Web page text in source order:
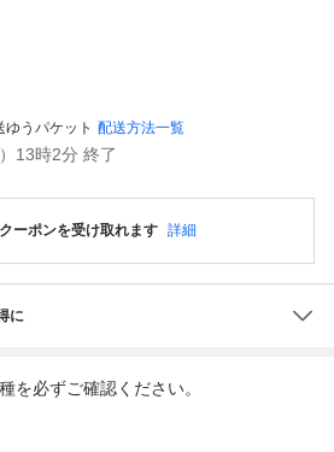
ゆうパケット 配送方法一覧
13時2分 終了
ーポンを受け取れます 詳細
に
を必ずご確認ください。